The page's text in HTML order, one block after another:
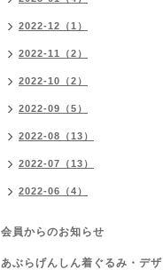
2022-12（1）
2022-11（2）
2022-10（2）
2022-09（5）
2022-08（13）
2022-07（13）
2022-06（4）
会員からのお知らせ
あぶらげんしん着ぐるみ・デザ